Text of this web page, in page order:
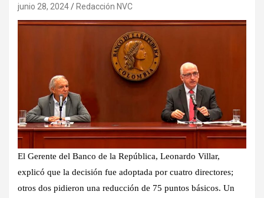
junio 28, 2024 Redacción NVC
El Gerente del Banco de la República, Leonardo Villar,
explicó que la decisión fue adoptada por cuatro directores;
otros dos pidieron una reducción de 75 puntos básicos. Un